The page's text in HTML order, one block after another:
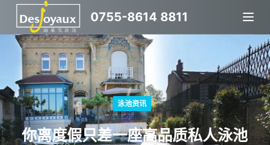
跳
过
内
容
0755-8614 8811
泳池资讯
你离度假只差一座高品质私人泳池